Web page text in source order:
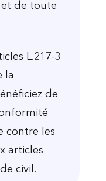
et de toute
L.217-3
la
de
contre les
articles
civil.